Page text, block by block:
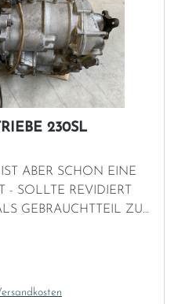
230SL
ABER SCHON EINE
- SOLLTE REVIDIERT
GEBRAUCHTTEIL ZUR